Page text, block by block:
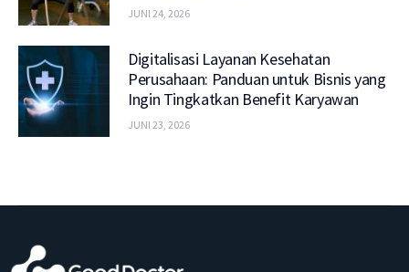
JUNI 24, 2026
Digitalisasi Layanan Kesehatan
Perusahaan: Panduan untuk Bisnis yang
Ingin Tingkatkan Benefit Karyawan
JUNI 23, 2026